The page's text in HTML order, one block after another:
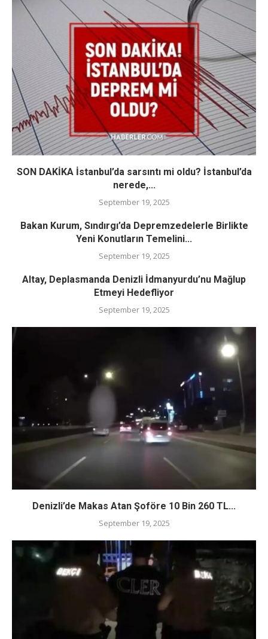
SON DAKİKA İstanbul’da sarsıntı mi oldu? İstanbul’da
nerede,...
September 19, 2025
Bakan Kurum, Sındırgı’da Depremzedelerle Birlikte
Yeni Konutların Temelini...
September 19, 2025
Altay, Deplasmanda Denizli İdmanyurdu’nu Mağlup
Etmeyi Hedefliyor
September 19, 2025
Denizli’de Makas Atan Şoföre 10 Bin 260 TL...
September 19, 2025